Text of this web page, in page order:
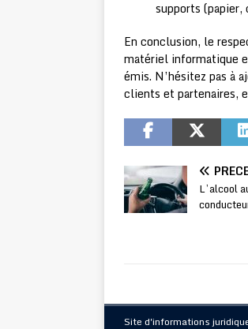
supports
En conclusion, le
matériel informatique
émis. N’hésitez pas à
clients et partenaires,
L’alcool
Site d'informations